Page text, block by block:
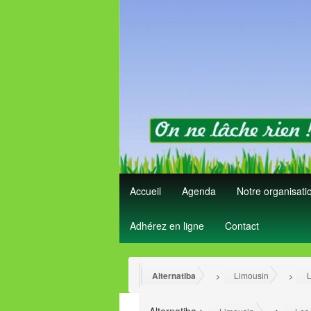
Accueil Agenda Notre
Adhérez en ligne Contact
Alternatiba > Limousin >